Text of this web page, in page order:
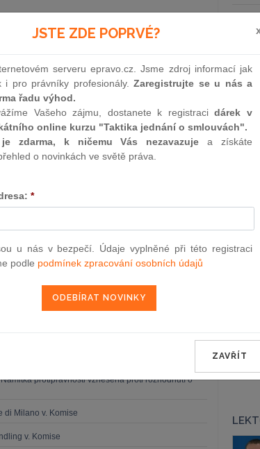
se přičte k množství stanovenému pro
určitých kvót otevřených Společenstvím
ze dne 21. března 2013 — Brune v. Komise
o nezapsání na seznam uchazečů vhodných k
protiprávnosti vznesená proti rozhodnutí o
Milano v. Komise
v. Komise
Nová
Černé
JSTE ZDE POPRVÉ?
serveru epravo.cz. Jsme zdroj informací jak
i pro právníky profesionály.Zaregistrujte se u nás a
řadu výhod.
Vašeho zájmu, dostanete k registracidárek v
online kurzu "Taktika jednání o smlouvách".
je zdarma, k ničemu Vás nezavazuje a získáte
o novinkách ve světě práva.
*
u nás v bezpečí. Údaje vyplněné při této registraci
podle podmínek zpracování osobních údajů
ZAVŘÍT